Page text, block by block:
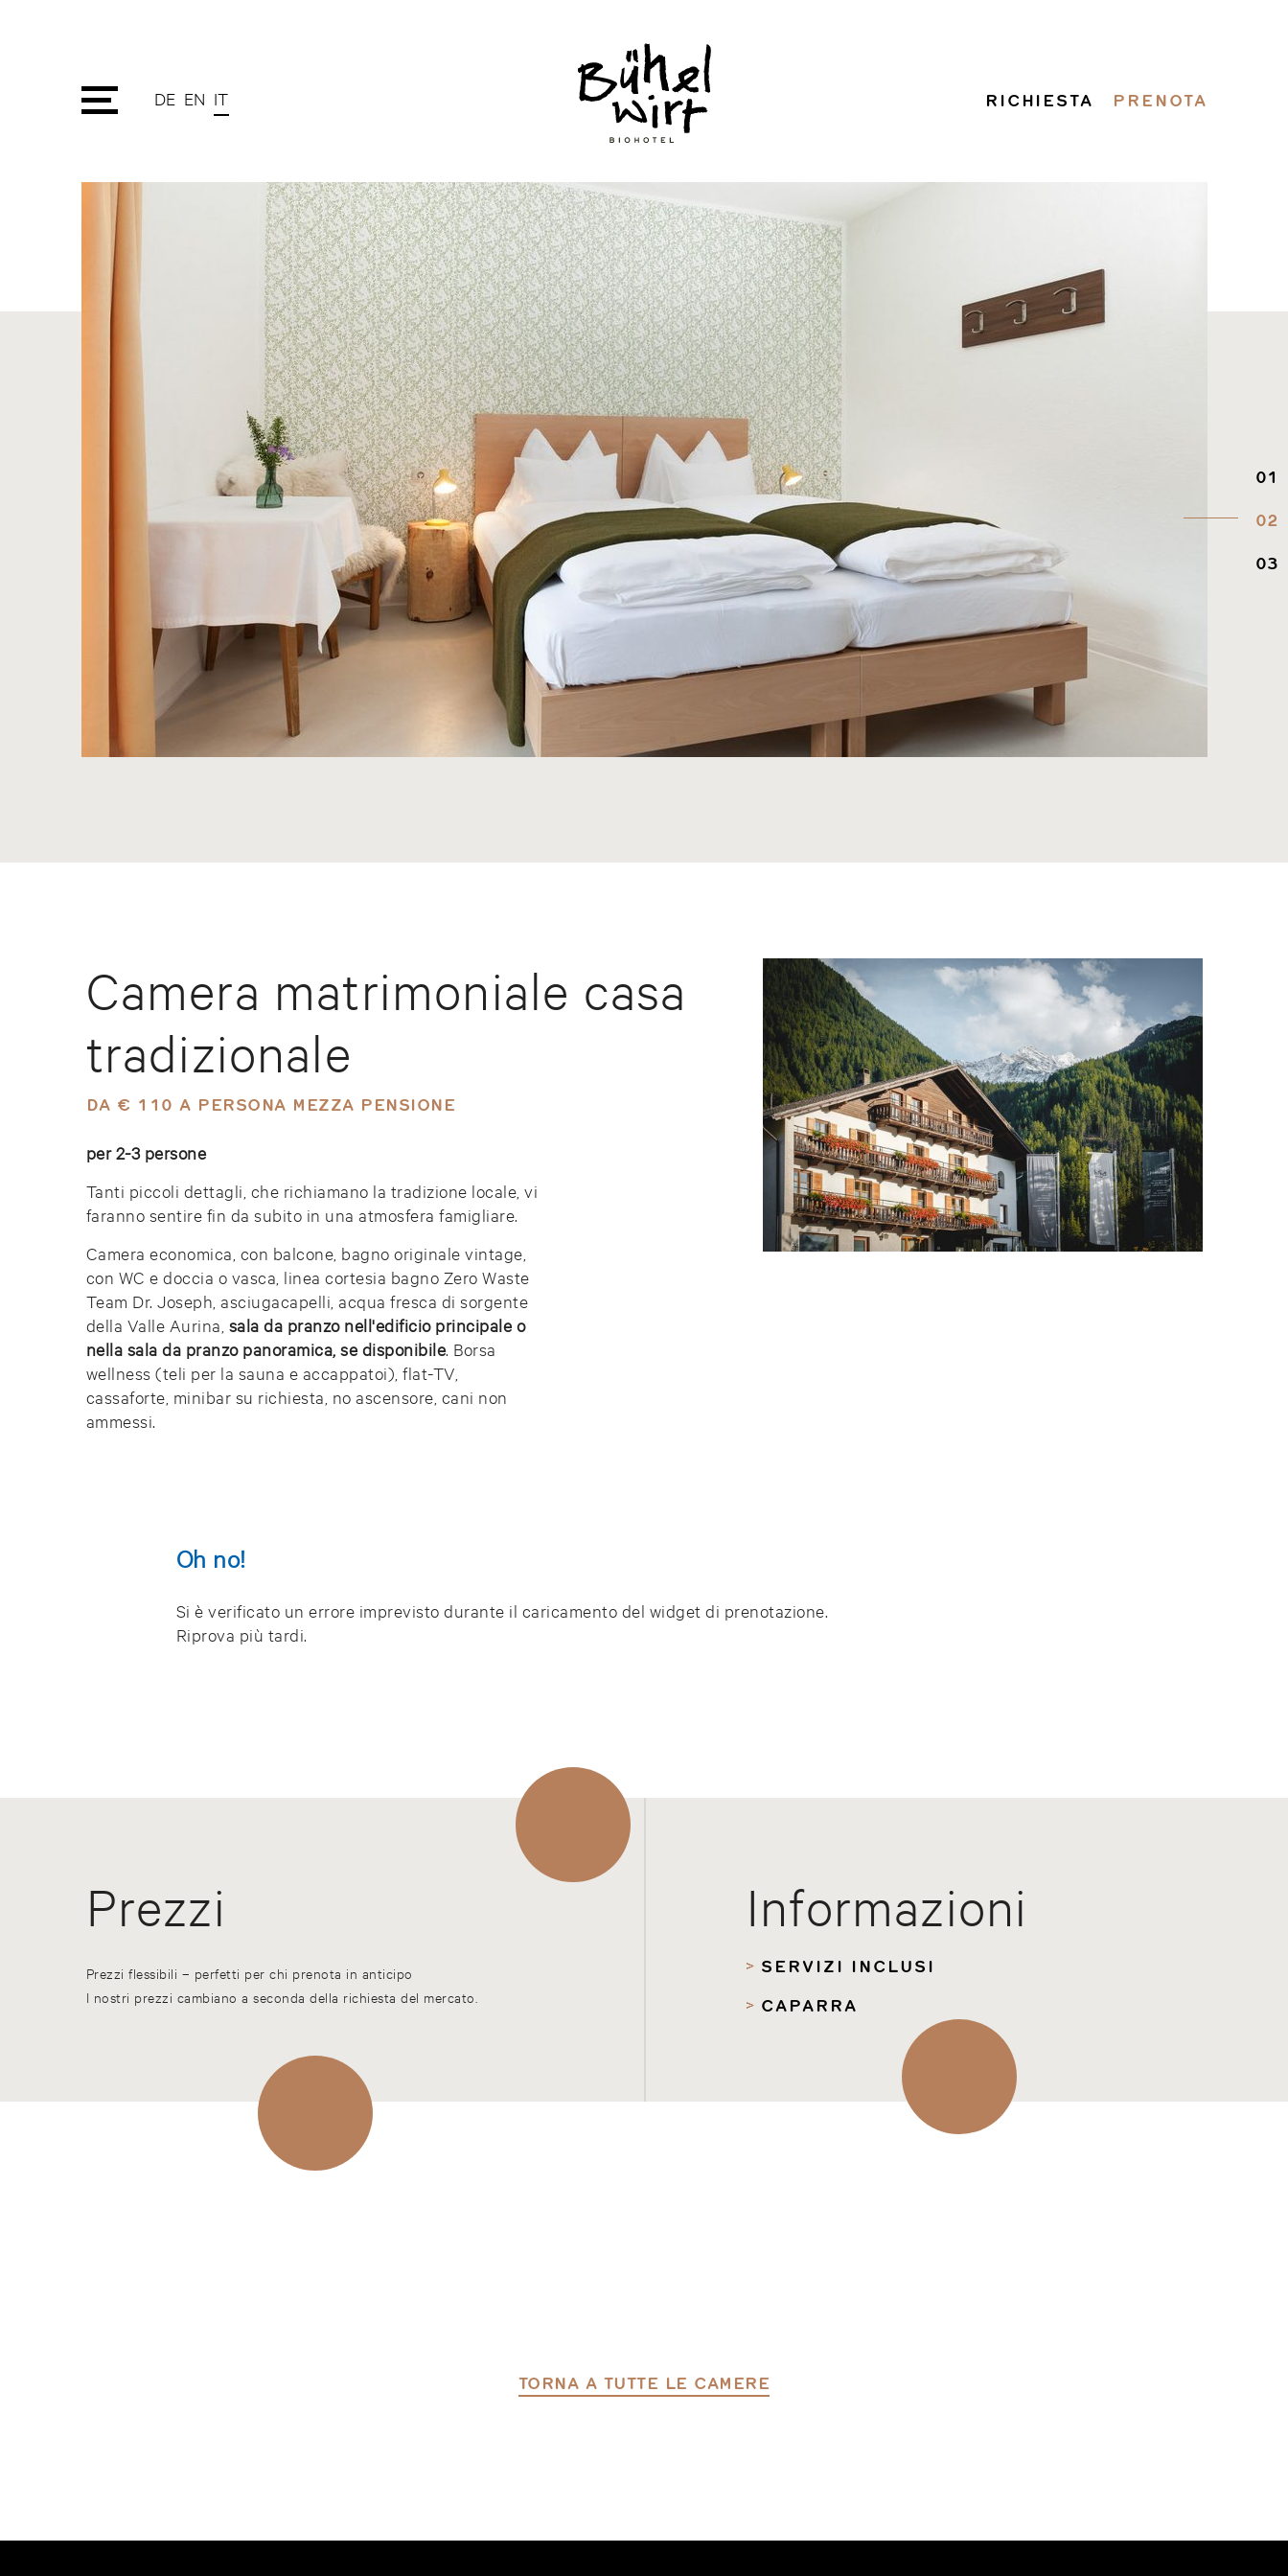
DE EN IT RICHIESTA PRENOTA
01
02
03
Camera matrimoniale casa
tradizionale
DA € 110 A PERSONA MEZZA PENSIONE
per 2-3 persone
Tanti piccoli dettagli, che richiamano la tradizione locale, vi
faranno sentire fin da subito in una atmosfera famigliare.
Camera economica, con balcone, bagno originale vintage,
con WC e doccia o vasca, linea cortesia bagno Zero Waste
Team Dr. Joseph, asciugacapelli, acqua fresca di sorgente
della Valle Aurina, sala da pranzo nell'edificio principale o
nella sala da pranzo panoramica, se disponibile. Borsa
wellness (teli per la sauna e accappatoi), flat-TV,
cassaforte, minibar su richiesta, no ascensore, cani non
ammessi.
Oh no!
Si è verificato un errore imprevisto durante il caricamento del widget di prenotazione.
Riprova più tardi.
Prezzi
Prezzi flessibili – perfetti per chi prenota in anticipo
I nostri prezzi cambiano a seconda della richiesta del mercato.
Informazioni
SERVIZI INCLUSI
CAPARRA
TORNA A TUTTE LE CAMERE